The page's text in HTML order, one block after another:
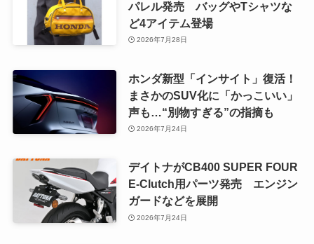
パレル発売 バッグやTシャツな
ど4アイテム登場
2026年7月28日
ホンダ新型「インサイト」復活！
まさかのSUV化に「かっこいい」
声も…“別物すぎる”の指摘も
2026年7月24日
デイトナがCB400 SUPER FOUR
E-Clutch用パーツ発売 エンジン
ガードなどを展開
2026年7月24日